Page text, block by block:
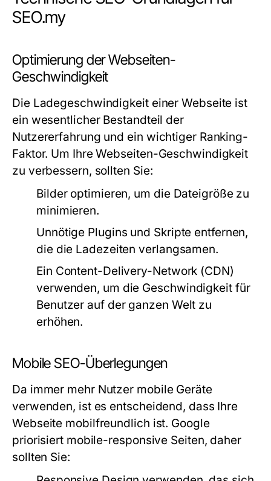
SEO.my
Optimierung der Webseiten-
Geschwindigkeit
Die Ladegeschwindigkeit einer Webseite ist
ein wesentlicher Bestandteil der
Nutzererfahrung und ein wichtiger Ranking-
Faktor. Um Ihre Webseiten-Geschwindigkeit
zu verbessern, sollten Sie:
Bilder optimieren, um die Dateigröße zu
minimieren.
Unnötige Plugins und Skripte entfernen,
die die Ladezeiten verlangsamen.
Ein Content-Delivery-Network (CDN)
verwenden, um die Geschwindigkeit für
Benutzer auf der ganzen Welt zu
erhöhen.
Mobile SEO-Überlegungen
Da immer mehr Nutzer mobile Geräte
verwenden, ist es entscheidend, dass Ihre
Webseite mobilfreundlich ist. Google
priorisiert mobile-responsive Seiten, daher
sollten Sie: